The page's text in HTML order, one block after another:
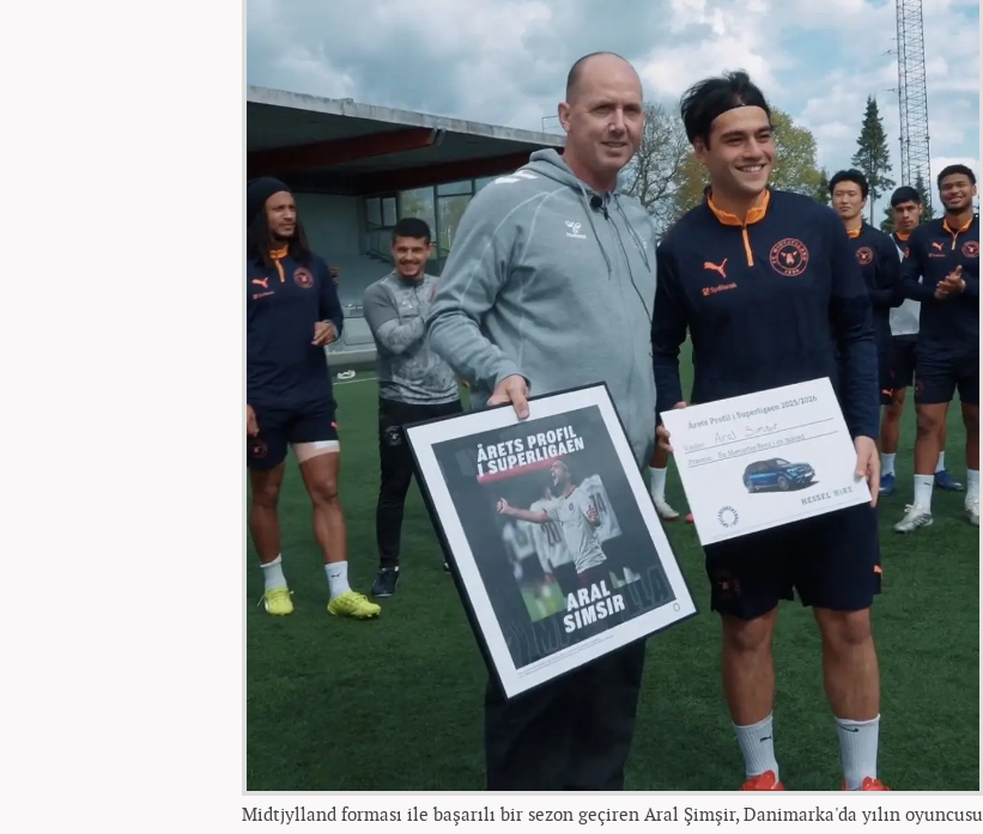
Midtjylland forması ile başarılı bir sezon geçiren Aral Şimşir, Danimarka'da yılın oyuncusu